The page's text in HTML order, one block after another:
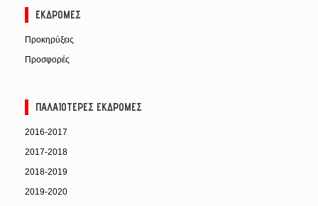
ΕΚΔΡΟΜΈΣ
Προκηρύξεις
Προσφορές
ΠΑΛΑΙΌΤΕΡΕΣ ΕΚΔΡΟΜΈΣ
2016-2017
2017-2018
2018-2019
2019-2020